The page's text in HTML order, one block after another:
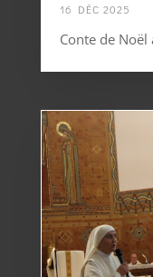
16 DÉC 2025
Conte de Noël